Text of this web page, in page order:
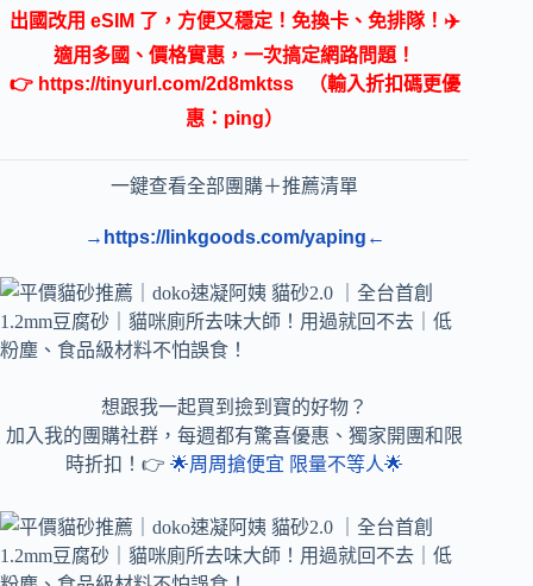
出國改用 eSIM 了，方便又穩定！免換卡、免排隊！✈️
適用多國、價格實惠，一次搞定網路問題！
👉 https://tinyurl.com/2d8mktss
（輸入折扣碼更優
惠：ping）
一鍵查看全部團購＋推薦清單
→https://linkgoods.com/yaping←
想跟我一起買到撿到寶的好物？
加入我的團購社群，每週都有驚喜優惠、獨家開團和限
時折扣！👉🌟周周搶便宜 限量不等人🌟